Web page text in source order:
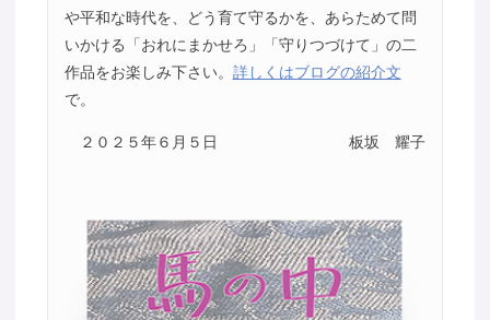
や平和な時代を、どう育て守るかを、あらためて問
いかける「おれにまかせろ」「守りつづけて」の二
作品をお楽しみ下さい。 詳しくはブログの紹介文
で。
２０２５年６月５日 板坂 耀子